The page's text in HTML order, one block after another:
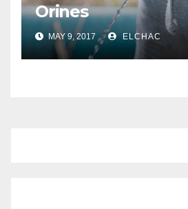
Orines
MAY 9, 2017 ELCHAC